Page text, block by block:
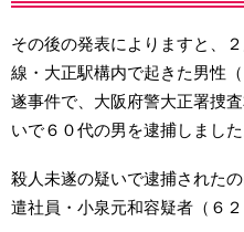
その後の発表によりますと、
線・大正駅構内で起きた男性
遂事件で、大阪府警大正署捜
いで６０代の男を逮捕しました
殺人未遂の疑いで逮捕された
遣社員・小泉元和容疑者（６２